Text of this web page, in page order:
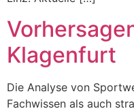
Klagenfurt
Die Analyse von
Fachwissen als auch